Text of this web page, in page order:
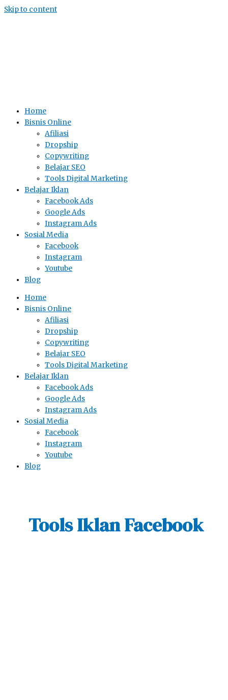
Skip to content
Home
Bisnis Online
Afiliasi
Dropship
Copywriting
Belajar SEO
Tools Digital Marketing
Belajar Iklan
Facebook Ads
Google Ads
Instagram Ads
Sosial Media
Facebook
Instagram
Youtube
Blog
Home
Bisnis Online
Afiliasi
Dropship
Copywriting
Belajar SEO
Tools Digital Marketing
Belajar Iklan
Facebook Ads
Google Ads
Instagram Ads
Sosial Media
Facebook
Instagram
Youtube
Blog
Tools Iklan Facebook